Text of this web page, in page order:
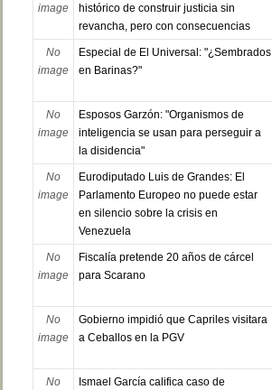
image
histórico de construir justicia sin
revancha, pero con consecuencias
No
image
Especial de El Universal: "¿Sembrados
en Barinas?"
No
image
Esposos Garzón: "Organismos de
inteligencia se usan para perseguir a
la disidencia"
No
image
Eurodiputado Luis de Grandes: El
Parlamento Europeo no puede estar
en silencio sobre la crisis en
Venezuela
No
image
Fiscalía pretende 20 años de cárcel
para Scarano
No
image
Gobierno impidió que Capriles visitara
a Ceballos en la PGV
No
Ismael García califica caso de